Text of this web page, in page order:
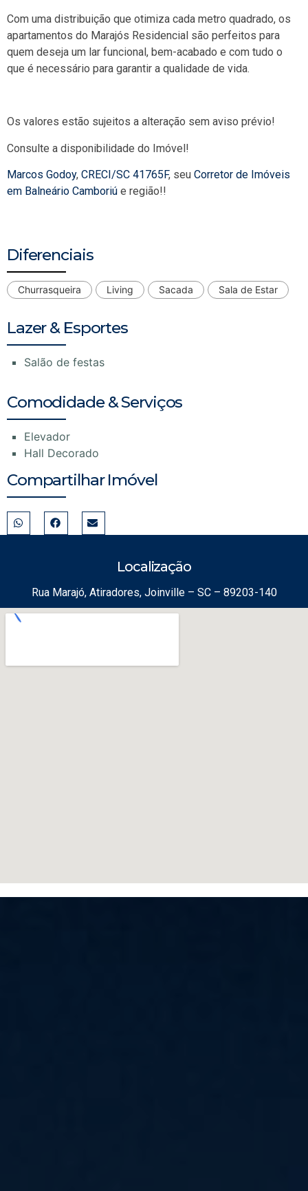
Com uma distribuição que otimiza cada metro quadrado, os
apartamentos do Marajós Residencial são perfeitos para
quem deseja um lar funcional, bem-acabado e com tudo o
que é necessário para garantir a qualidade de vida.
Os valores estão sujeitos a alteração sem aviso prévio!
Consulte a disponibilidade do Imóvel!
Marcos Godoy, CRECI/SC 41765F, seu Corretor de Imóveis
em Balneário Camboriú e região!!
Diferenciais
Churrasqueira Living Sacada Sala de Estar
Lazer & Esportes
Salão de festas
Comodidade & Serviços
Elevador
Hall Decorado
Compartilhar Imóvel
Localização
Rua Marajó, Atiradores, Joinville – SC – 89203-140